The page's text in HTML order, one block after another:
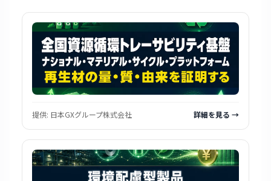
提供: 日本GXグループ株式会社 詳細を見る →